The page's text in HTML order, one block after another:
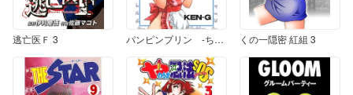
逃亡医Ｆ 3 パンピンプリン -ちょっとＨな同居人- 1 くの一隠密 紅組 3